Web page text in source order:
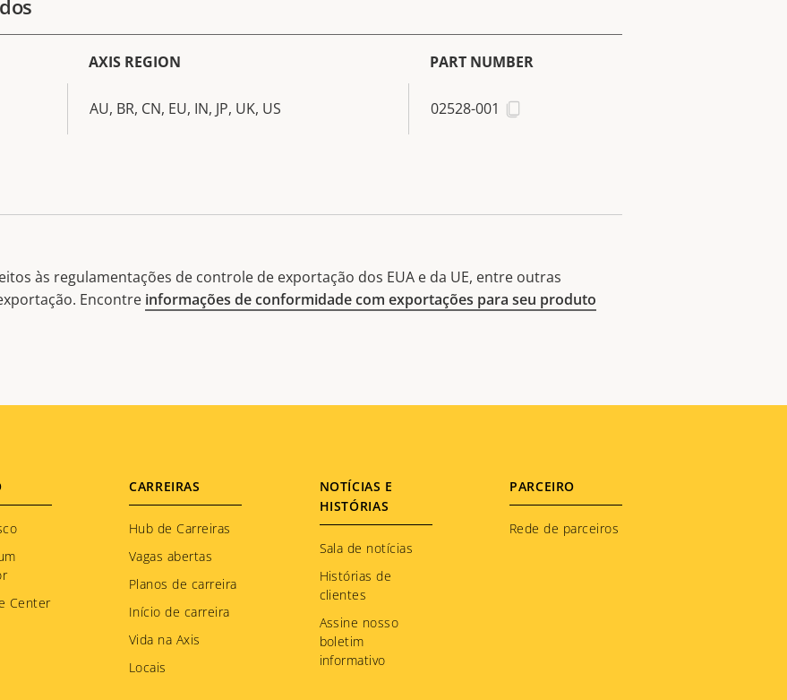
AXIS REGION PART NUMBER
AU, BR, CN, EU, IN, JP, UK, US 02528-001
às regulamentações de controle de exportação dos EUA e da UE, entre outras
Encontre informações de conformidade com exportações para seu produto
Center
CARREIRAS
Hub de Carreiras
Vagas abertas
Planos de carreira
Início de carreira
Vida na Axis
Locais
NOTÍCIAS E
HISTÓRIAS
Sala de notícias
Histórias de
clientes
Assine nosso
boletim
informativo
PARCEIRO
Rede de parceiros